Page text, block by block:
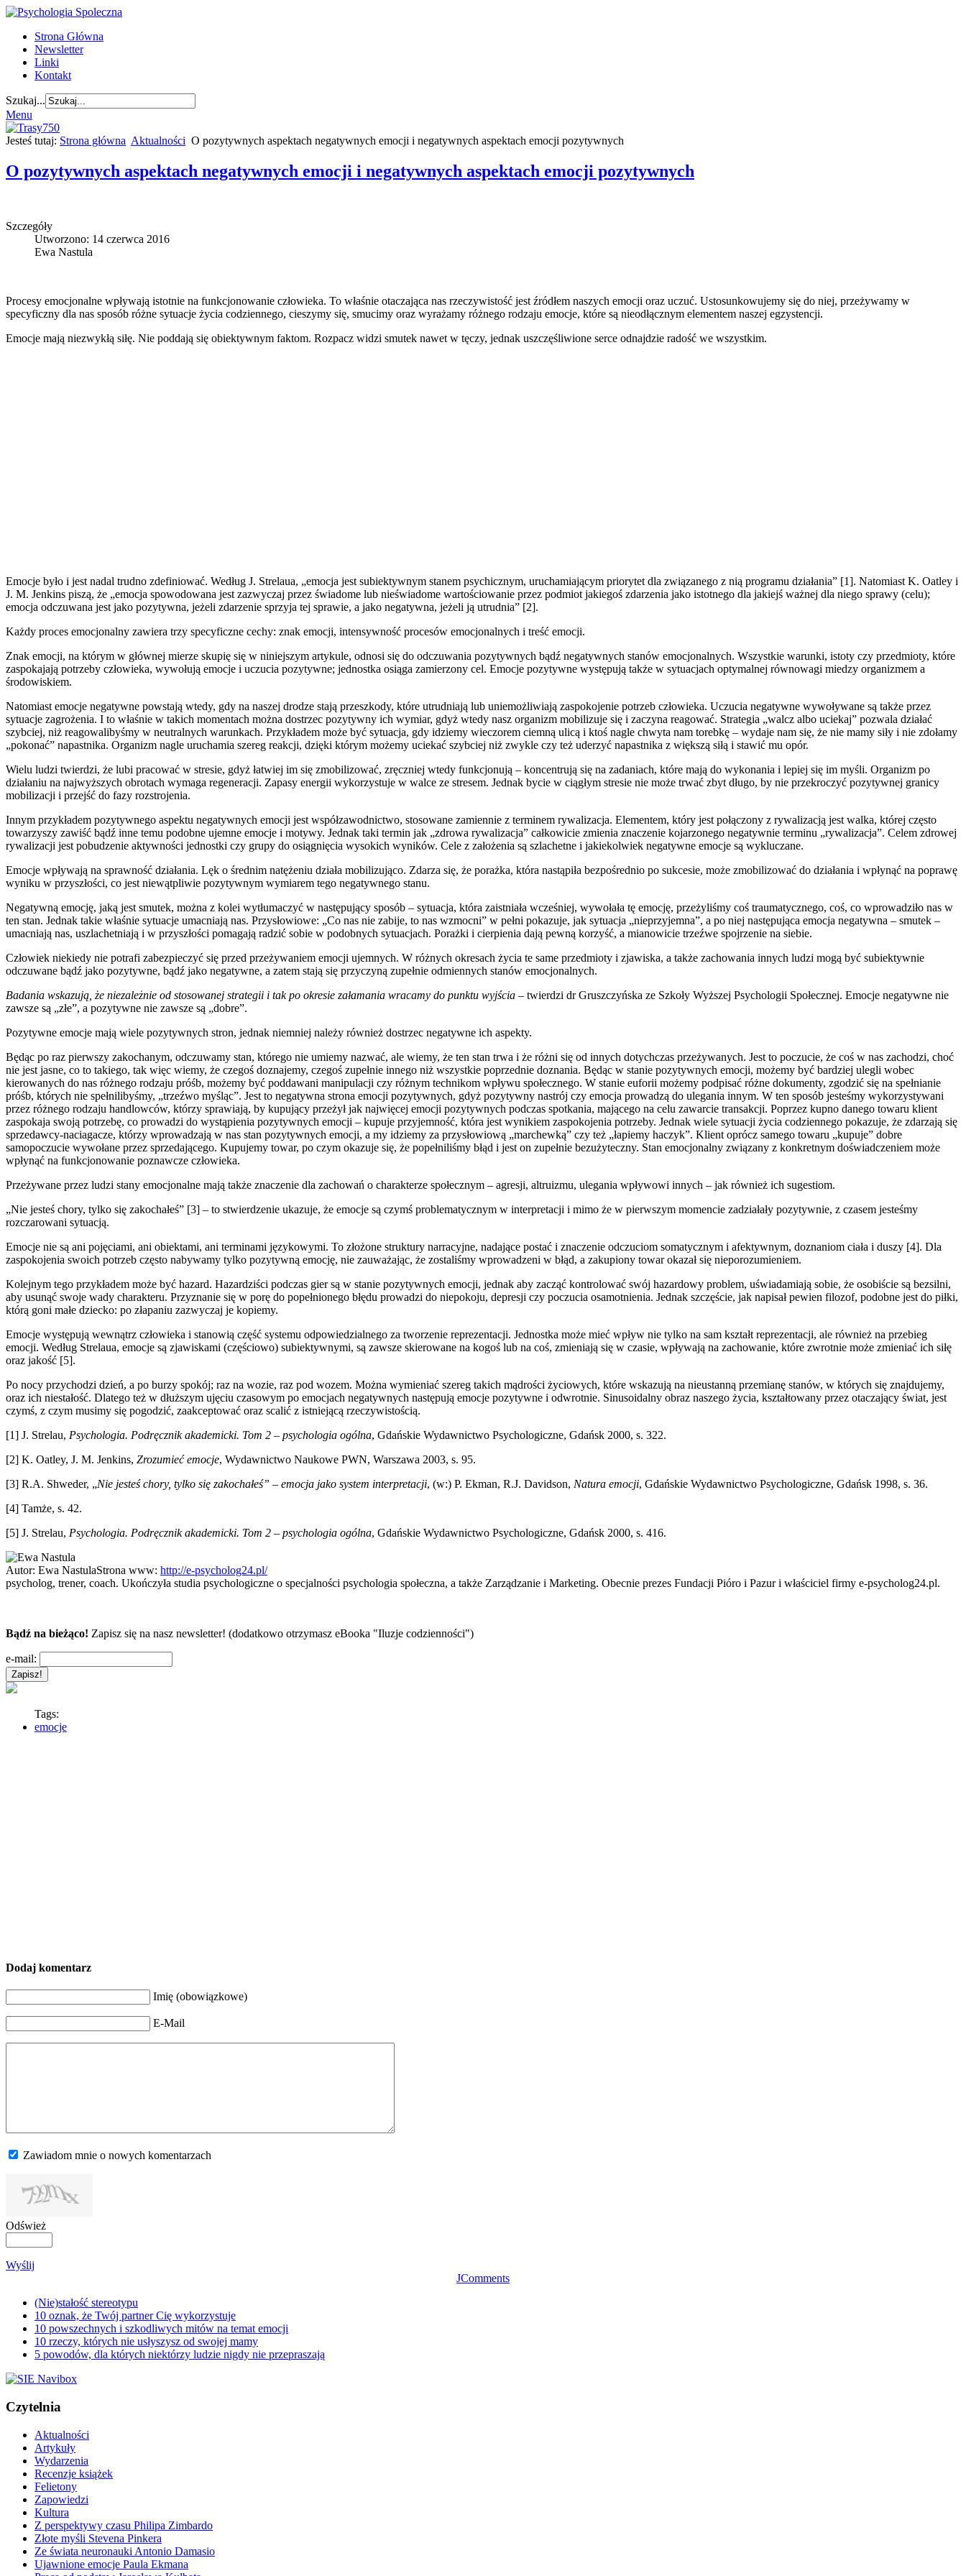
Strona Główna
Newsletter
Linki
Kontakt
Szukaj...
Menu
Jesteś tutaj: Strona główna Aktualności O pozytywnych aspektach negatywnych emocji i negatywnych aspektach emocji pozytywnych
O pozytywnych aspektach negatywnych emocji i negatywnych aspektach emocji pozytywnych
Szczegóły
Utworzono: 14 czerwca 2016
Ewa Nastula
Procesy emocjonalne wpływają istotnie na funkcjonowanie człowieka. To właśnie otaczająca nas rzeczywistość jest źródłem naszych emocji oraz uczuć. Ustosunkowujemy się do niej, przeżywamy w
specyficzny dla nas sposób różne sytuacje życia codziennego, cieszymy się, smucimy oraz wyrażamy różnego rodzaju emocje, które są nieodłącznym elementem naszej egzystencji.
Emocje mają niezwykłą siłę. Nie poddają się obiektywnym faktom. Rozpacz widzi smutek nawet w tęczy, jednak uszczęśliwione serce odnajdzie radość we wszystkim.
Emocje było i jest nadal trudno zdefiniować. Według J. Strelaua, „emocja jest subiektywnym stanem psychicznym, uruchamiającym priorytet dla związanego z nią programu działania” [1]. Natomiast K. Oatley i
J. M. Jenkins piszą, że „emocja spowodowana jest zazwyczaj przez świadome lub nieświadome wartościowanie przez podmiot jakiegoś zdarzenia jako istotnego dla jakiejś ważnej dla niego sprawy (celu);
emocja odczuwana jest jako pozytywna, jeżeli zdarzenie sprzyja tej sprawie, a jako negatywna, jeżeli ją utrudnia” [2].
Każdy proces emocjonalny zawiera trzy specyficzne cechy: znak emocji, intensywność procesów emocjonalnych i treść emocji.
Znak emocji, na którym w głównej mierze skupię się w niniejszym artykule, odnosi się do odczuwania pozytywnych bądź negatywnych stanów emocjonalnych. Wszystkie warunki, istoty czy przedmioty, które
zaspokajają potrzeby człowieka, wywołują emocje i uczucia pozytywne; jednostka osiąga zamierzony cel. Emocje pozytywne występują także w sytuacjach optymalnej równowagi miedzy organizmem a
środowiskiem.
Natomiast emocje negatywne powstają wtedy, gdy na naszej drodze stają przeszkody, które utrudniają lub uniemożliwiają zaspokojenie potrzeb człowieka. Uczucia negatywne wywoływane są także przez
sytuacje zagrożenia. I to właśnie w takich momentach można dostrzec pozytywny ich wymiar, gdyż wtedy nasz organizm mobilizuje się i zaczyna reagować. Strategia „walcz albo uciekaj” pozwala działać
szybciej, niż reagowalibyśmy w neutralnych warunkach. Przykładem może być sytuacja, gdy idziemy wieczorem ciemną ulicą i ktoś nagle chwyta nam torebkę – wydaje nam się, że nie mamy siły i nie zdołamy
„pokonać” napastnika. Organizm nagle uruchamia szereg reakcji, dzięki którym możemy uciekać szybciej niż zwykle czy też uderzyć napastnika z większą siłą i stawić mu opór.
Wielu ludzi twierdzi, że lubi pracować w stresie, gdyż łatwiej im się zmobilizować, zręczniej wtedy funkcjonują – koncentrują się na zadaniach, które mają do wykonania i lepiej się im myśli. Organizm po
działaniu na najwyższych obrotach wymaga regeneracji. Zapasy energii wykorzystuje w walce ze stresem. Jednak bycie w ciągłym stresie nie może trwać zbyt długo, by nie przekroczyć pozytywnej granicy
mobilizacji i przejść do fazy rozstrojenia.
Innym przykładem pozytywnego aspektu negatywnych emocji jest współzawodnictwo, stosowane zamiennie z terminem rywalizacja. Elementem, który jest połączony z rywalizacją jest walka, której często
towarzyszy zawiść bądź inne temu podobne ujemne emocje i motywy. Jednak taki termin jak „zdrowa rywalizacja” całkowicie zmienia znaczenie kojarzonego negatywnie terminu „rywalizacja”. Celem zdrowej
rywalizacji jest pobudzenie aktywności jednostki czy grupy do osiągnięcia wysokich wyników. Cele z założenia są szlachetne i jakiekolwiek negatywne emocje są wykluczane.
Emocje wpływają na sprawność działania. Lęk o średnim natężeniu działa mobilizująco. Zdarza się, że porażka, która nastąpiła bezpośrednio po sukcesie, może zmobilizować do działania i wpłynąć na poprawę
wyniku w przyszłości, co jest niewątpliwie pozytywnym wymiarem tego negatywnego stanu.
Negatywną emocję, jaką jest smutek, można z kolei wytłumaczyć w następujący sposób – sytuacja, która zaistniała wcześniej, wywołała tę emocję, przeżyliśmy coś traumatycznego, coś, co wprowadziło nas w
ten stan. Jednak takie właśnie sytuacje umacniają nas. Przysłowiowe: „Co nas nie zabije, to nas wzmocni” w pełni pokazuje, jak sytuacja „nieprzyjemna”, a po niej następująca emocja negatywna – smutek –
umacniają nas, uszlachetniają i w przyszłości pomagają radzić sobie w podobnych sytuacjach. Porażki i cierpienia dają pewną korzyść, a mianowicie trzeźwe spojrzenie na siebie.
Człowiek niekiedy nie potrafi zabezpieczyć się przed przeżywaniem emocji ujemnych. W różnych okresach życia te same przedmioty i zjawiska, a także zachowania innych ludzi mogą być subiektywnie
odczuwane bądź jako pozytywne, bądź jako negatywne, a zatem stają się przyczyną zupełnie odmiennych stanów emocjonalnych.
Badania wskazują, że niezależnie od stosowanej strategii i tak po okresie załamania wracamy do punktu wyjścia – twierdzi dr Gruszczyńska ze Szkoły Wyższej Psychologii Społecznej. Emocje negatywne nie
zawsze są „złe”, a pozytywne nie zawsze są „dobre”.
Pozytywne emocje mają wiele pozytywnych stron, jednak niemniej należy również dostrzec negatywne ich aspekty.
Będąc po raz pierwszy zakochanym, odczuwamy stan, którego nie umiemy nazwać, ale wiemy, że ten stan trwa i że różni się od innych dotychczas przeżywanych. Jest to poczucie, że coś w nas zachodzi, choć
nie jest jasne, co to takiego, tak więc wiemy, że czegoś doznajemy, czegoś zupełnie innego niż wszystkie poprzednie doznania. Będąc w stanie pozytywnych emocji, możemy być bardziej ulegli wobec
kierowanych do nas różnego rodzaju próśb, możemy być poddawani manipulacji czy różnym technikom wpływu społecznego. W stanie euforii możemy podpisać różne dokumenty, zgodzić się na spełnianie
próśb, których nie spełnilibyśmy, „trzeźwo myśląc”. Jest to negatywna strona emocji pozytywnych, gdyż pozytywny nastrój czy emocja prowadzą do ulegania innym. W ten sposób jesteśmy wykorzystywani
przez różnego rodzaju handlowców, którzy sprawiają, by kupujący przeżył jak najwięcej emocji pozytywnych podczas spotkania, mającego na celu zawarcie transakcji. Poprzez kupno danego towaru klient
zaspokaja swoją potrzebę, co prowadzi do wystąpienia pozytywnych emocji – kupuje przyjemność, która jest wynikiem zaspokojenia potrzeby. Jednak wiele sytuacji życia codziennego pokazuje, że zdarzają się
sprzedawcy-naciagacze, którzy wprowadzają w nas stan pozytywnych emocji, a my idziemy za przysłowiową „marchewką” czy też „łapiemy haczyk”. Klient oprócz samego towaru „kupuje” dobre
samopoczucie wywołane przez sprzedającego. Kupujemy towar, po czym okazuje się, że popełniliśmy błąd i jest on zupełnie bezużyteczny. Stan emocjonalny związany z konkretnym doświadczeniem może
wpłynąć na funkcjonowanie poznawcze człowieka.
Przeżywane przez ludzi stany emocjonalne mają także znaczenie dla zachowań o charakterze społecznym – agresji, altruizmu, ulegania wpływowi innych – jak również ich sugestiom.
„Nie jesteś chory, tylko się zakochałeś” [3] – to stwierdzenie ukazuje, że emocje są czymś problematycznym w interpretacji i mimo że w pierwszym momencie zadziałały pozytywnie, z czasem jesteśmy
rozczarowani sytuacją.
Emocje nie są ani pojęciami, ani obiektami, ani terminami językowymi. To złożone struktury narracyjne, nadające postać i znaczenie odczuciom somatycznym i afektywnym, doznaniom ciała i duszy [4]. Dla
zaspokojenia swoich potrzeb często nabywamy tylko pozytywną emocję, nie zauważając, że zostaliśmy wprowadzeni w błąd, a zakupiony towar okazał się nieporozumieniem.
Kolejnym tego przykładem może być hazard. Hazardziści podczas gier są w stanie pozytywnych emocji, jednak aby zacząć kontrolować swój hazardowy problem, uświadamiają sobie, że osobiście są bezsilni,
aby usunąć swoje wady charakteru. Przyznanie się w porę do popełnionego błędu prowadzi do niepokoju, depresji czy poczucia osamotnienia. Jednak szczęście, jak napisał pewien filozof, podobne jest do piłki,
którą goni małe dziecko: po złapaniu zazwyczaj je kopiemy.
Emocje występują wewnątrz człowieka i stanowią część systemu odpowiedzialnego za tworzenie reprezentacji. Jednostka może mieć wpływ nie tylko na sam kształt reprezentacji, ale również na przebieg
emocji. Według Strelaua, emocje są zjawiskami (częściowo) subiektywnymi, są zawsze skierowane na kogoś lub na coś, zmieniają się w czasie, wpływają na zachowanie, które zwrotnie może zmieniać ich siłę
oraz jakość [5].
Po nocy przychodzi dzień, a po burzy spokój; raz na wozie, raz pod wozem. Można wymieniać szereg takich mądrości życiowych, które wskazują na nieustanną przemianę stanów, w których się znajdujemy,
oraz ich niestałość. Dlatego też w dłuższym ujęciu czasowym po emocjach negatywnych następują emocje pozytywne i odwrotnie. Sinusoidalny obraz naszego życia, kształtowany przez otaczający świat, jest
czymś, z czym musimy się pogodzić, zaakceptować oraz scalić z istniejącą rzeczywistością.
[1] J. Strelau, Psychologia. Podręcznik akademicki. Tom 2 – psychologia ogólna, Gdańskie Wydawnictwo Psychologiczne, Gdańsk 2000, s. 322.
[2] K. Oatley, J. M. Jenkins, Zrozumieć emocje, Wydawnictwo Naukowe PWN, Warszawa 2003, s. 95.
[3] R.A. Shweder, „Nie jesteś chory, tylko się zakochałeś” – emocja jako system interpretacji, (w:) P. Ekman, R.J. Davidson, Natura emocji, Gdańskie Wydawnictwo Psychologiczne, Gdańsk 1998, s. 36.
[4] Tamże, s. 42.
[5] J. Strelau, Psychologia. Podręcznik akademicki. Tom 2 – psychologia ogólna, Gdańskie Wydawnictwo Psychologiczne, Gdańsk 2000, s. 416.
Autor: Ewa NastulaStrona www: http://e-psycholog24.pl/
psycholog, trener, coach. Ukończyła studia psychologiczne o specjalności psychologia społeczna, a także Zarządzanie i Marketing. Obecnie prezes Fundacji Pióro i Pazur i właściciel firmy e-psycholog24.pl.
Bądź na bieżąco! Zapisz się na nasz newsletter! (dodatkowo otrzymasz eBooka "Iluzje codzienności")
e-mail:
Tags:
emocje
Dodaj komentarz
Imię (obowiązkowe)
E-Mail
Zawiadom mnie o nowych komentarzach
Odśwież
Wyślij
JComments
(Nie)stałość stereotypu
10 oznak, że Twój partner Cię wykorzystuje
10 powszechnych i szkodliwych mitów na temat emocji
10 rzeczy, których nie usłyszysz od swojej mamy
5 powodów, dla których niektórzy ludzie nigdy nie przepraszają
Czytelnia
Aktualności
Artykuły
Wydarzenia
Recenzje książek
Felietony
Zapowiedzi
Kultura
Z perspektywy czasu Philipa Zimbardo
Złote myśli Stevena Pinkera
Ze świata neuronauki Antonio Damasio
Ujawnione emocje Paula Ekmana